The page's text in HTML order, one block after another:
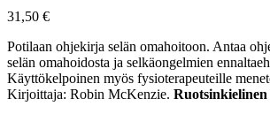
31,50 €
Potilaan ohjekirja selän omahoitoon. Antaa
selän omahoidosta ja selkäongelmien
Käyttökelpoinen myös fysioterapeuteille
Kirjoittaja: Robin McKenzie. Ruotsinkielinen